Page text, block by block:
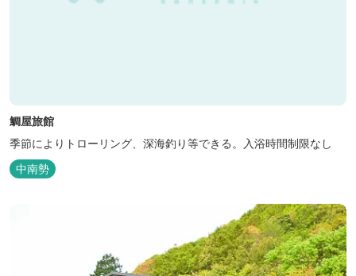
鯛屋旅館
季節によりトローリング、深海釣り等できる。入浴時間制限なし
中南勢